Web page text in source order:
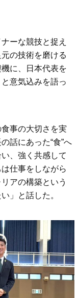
ーな競技と捉え
の技術を磨ける
に、日本代表を
意気込みを語っ
事の大切さを実
話にあった“食”へ
、強く共感して
仕事をしながら
アの構築という
」と話した。